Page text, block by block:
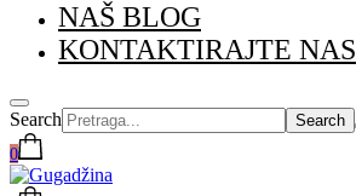
NAŠ BLOG
KONTAKTIRAJTE NAS
Search
0